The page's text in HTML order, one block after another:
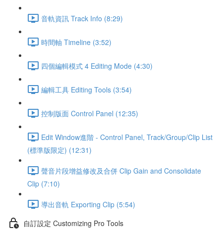
音軌資訊 Track Info (8:29)
時間軸 Timeline (3:52)
四個編輯模式 4 Editing Mode (4:30)
編輯工具 Editing Tools (3:54)
控制版面 Control Panel (12:35)
Edit Window進階 - Control Panel, Track/Group/Clip List
(標準版限定) (12:31)
聲音片段增益修改及合併 Clip Gain and Consolidate
Clip (7:10)
導出音軌 Exporting Clip (5:54)
自訂設定 Customizing Pro Tools